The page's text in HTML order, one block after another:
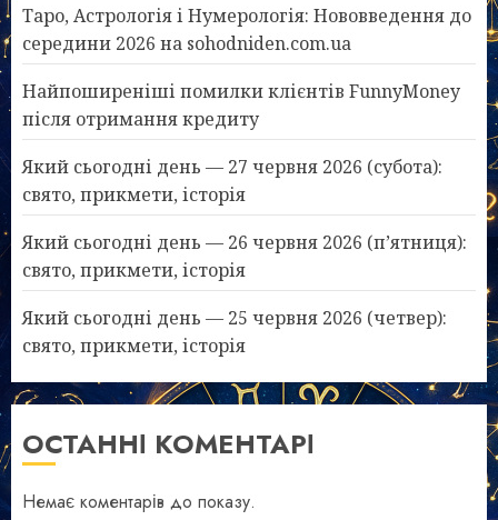
Таро, Астрологія і Нумерологія: Нововведення до
середини 2026 на sohodniden.com.ua
Найпоширеніші помилки клієнтів FunnyMoney
після отримання кредиту
Який сьогодні день — 27 червня 2026 (субота):
свято, прикмети, історія
Який сьогодні день — 26 червня 2026 (п’ятниця):
свято, прикмети, історія
Який сьогодні день — 25 червня 2026 (четвер):
свято, прикмети, історія
ОСТАННІ КОМЕНТАРІ
Немає коментарів до показу.